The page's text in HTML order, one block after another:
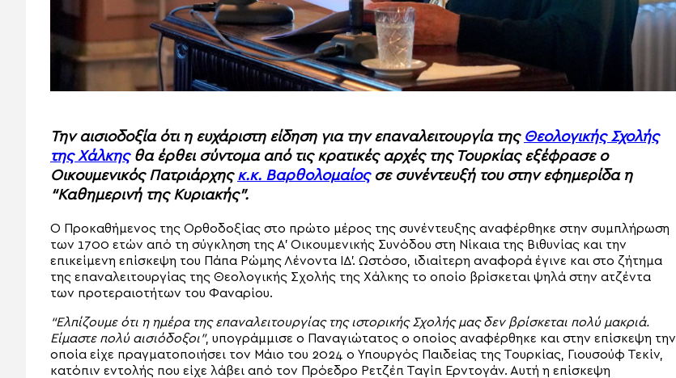
Την αισιοδοξία ότι η ευχάριστη είδηση για την επαναλειτουργία της Θεολογικής Σχολής
της Χάλκηςθα έρθει σύντομα από τις κρατικές αρχές της Τουρκίας εξέφρασε ο
Οικουμενικός Πατριάρχης κ.κ. Βαρθολομαίοςσε συνέντευξή του στην εφημερίδα η
“Καθημερινή της Κυριακής”.
Ο Προκαθήμενος της Ορθοδοξίας στο πρώτο μέρος της συνέντευξης αναφέρθηκε στην συμπλήρωση
των 1700 ετών από τη σύγκληση της Α’ Οικουμενικής Συνόδου στη Νίκαια της Βιθυνίας και την
επικείμενη επίσκεψη του Πάπα Ρώμης Λένοντα ΙΔ’. Ωστόσο, ιδιαίτερη αναφορά έγινε και στο ζήτημα
της επαναλειτουργίας της Θεολογικής Σχολής της Χάλκης το οποίο βρίσκεται ψηλά στην ατζέντα
των προτεραιοτήτων του Φαναρίου.
“Ελπίζουμε ότι η ημέρα της επαναλειτουργίας της ιστορικής Σχολής μας δεν βρίσκεται πολύ μακριά.
Είμαστε πολύ αισιόδοξοι”, υπογράμμισε ο Παναγιώτατος ο οποίος αναφέρθηκε και στην επίσκεψη την
οποία είχε πραγματοποιήσει τον Μάιο του 2024 ο Υπουργός Παιδείας της Τουρκίας, Γιουσούφ Τεκίν,
κατόπιν εντολής που είχε λάβει από τον Πρόεδρο Ρετζέπ Ταγίπ Ερντογάν. Αυτή η επίσκεψη
Πατριάρχης: “Η ιστορία
δεν κρίνεται από την
ισχύ των αριθμών, αλλά
από την σταθερότητα
της πίστεως”